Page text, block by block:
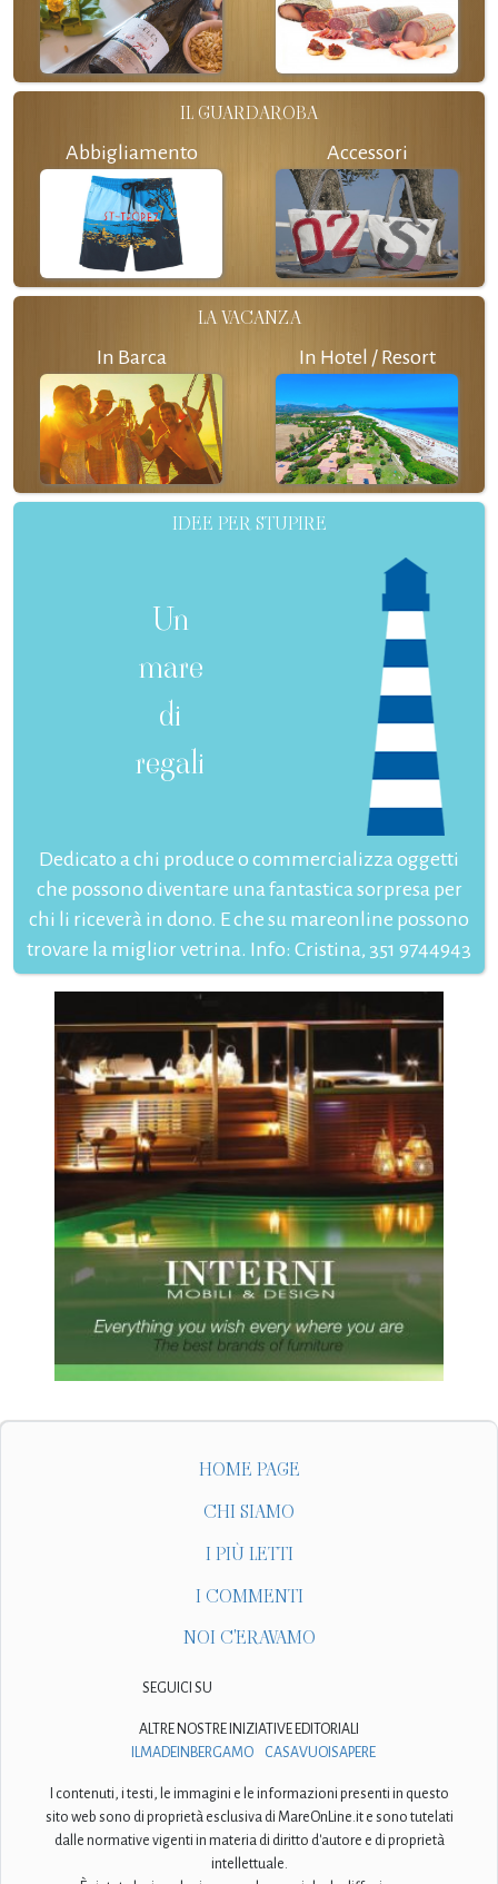
IL GUARDAROBA
Abbigliamento Accessori
LA VACANZA
In Barca In Hotel / Resort
IDEE PER STUPIRE
Un
mare
di
regali
Dedicato a chi produce o commercializza oggetti
che possono diventare una fantastica sorpresa per
chi li riceverà in dono. E che su mareonline possono
trovare la miglior vetrina. Info: Cristina, 351 9744943
HOME PAGE
CHI SIAMO
I PIÙ LETTI
I COMMENTI
NOI C'ERAVAMO
SEGUICI SU
ALTRE NOSTRE INIZIATIVE EDITORIALI
ILMADEINBERGAMO
CASAVUOISAPERE
I contenuti, i testi, le immagini e le informazioni presenti in questo
sito web sono di proprietà esclusiva di MareOnLine.it e sono tutelati
dalle normative vigenti in materia di diritto d'autore e di proprietà
intellettuale.